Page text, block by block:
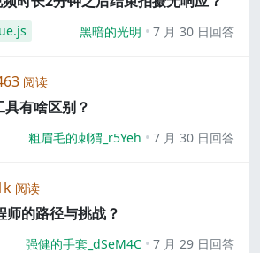
黑暗的光明 7 月 30 日回答
阅读
有啥区别？
粗眉毛的刺猬_r5Yeh 7 月 30 日回答
阅读
的路径与挑战？
强健的手套_dSeM4C 7 月 29 日回答